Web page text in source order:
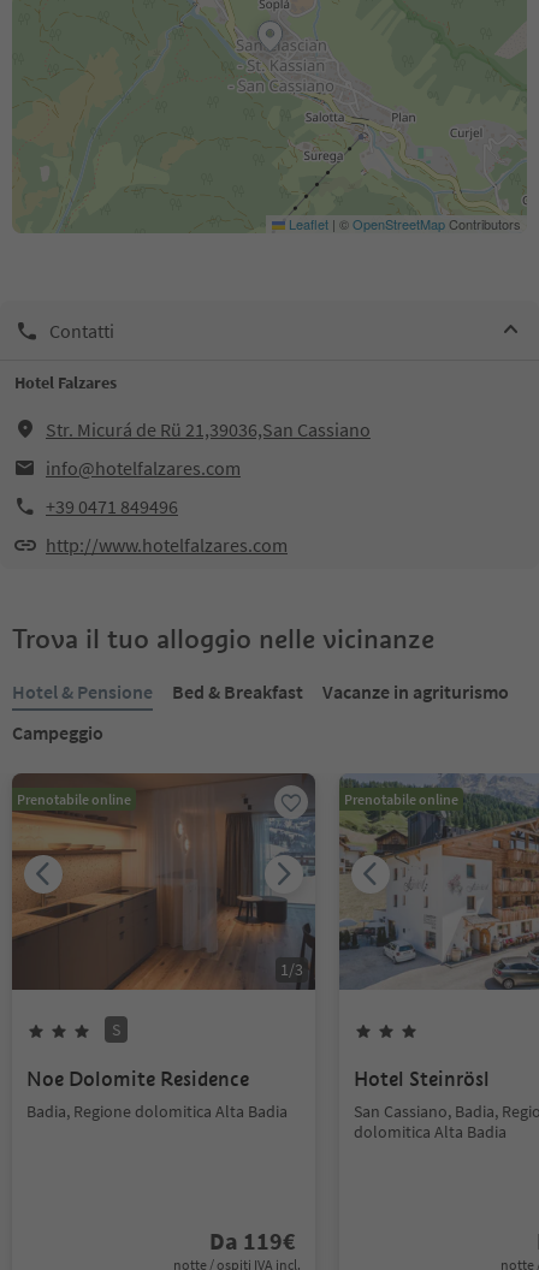
Leaflet | ©OpenStreetMapContributors
Contatti
Hotel Falzares
Str. Micurá de Rü 21,39036,San Cassiano
info@hotelfalzares.com
+39 0471 849496
http://www.hotelfalzares.com
Trova il tuo alloggio nelle vicinanze
Hotel & Pensione Bed & Breakfast
Vacanze in agriturismo
Campeggio
Prenotabile online
1/3
S
Noe Dolomite Residence
Badia, Regione dolomitica Alta Badia
Da 119€
notte / ospiti IVA incl.
Prenotabile online
Hotel Steinrösl
San Cassiano, Badia,
dolomitica Alta Badia
notte